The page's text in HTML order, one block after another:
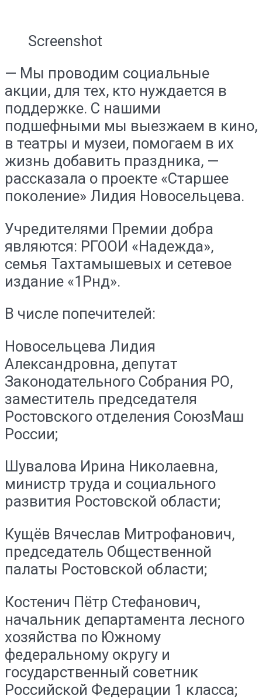
Screenshot
— Мы проводим социальные
акции, для тех, кто нуждается в
поддержке. С нашими
подшефными мы выезжаем в кино,
в театры и музеи, помогаем в их
жизнь добавить праздника, —
рассказала о проекте «Старшее
поколение» Лидия Новосельцева.
Учредителями Премии добра
являются: РГООИ «Надежда»,
семья Тахтамышевых и сетевое
издание «1Рнд».
В числе попечителей:
Новосельцева Лидия
Александровна, депутат
Законодательного Собрания РО,
заместитель председателя
Ростовского отделения СоюзМаш
России;
Шувалова Ирина Николаевна,
министр труда и социального
развития Ростовской области;
Кущёв Вячеслав Митрофанович,
председатель Общественной
палаты Ростовской области;
Костенич Пётр Стефанович,
начальник департамента лесного
хозяйства по Южному
федеральному округу и
государственный советник
Российской Федерации 1 класса;